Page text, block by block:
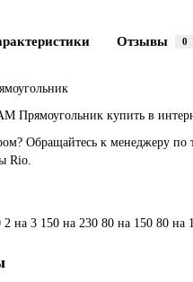
Отзывы 0
Прямоугольник купить в
Обращайтесь к менеджеру
Rio.
2 на 3 150 на 230 80 на 150 80 на